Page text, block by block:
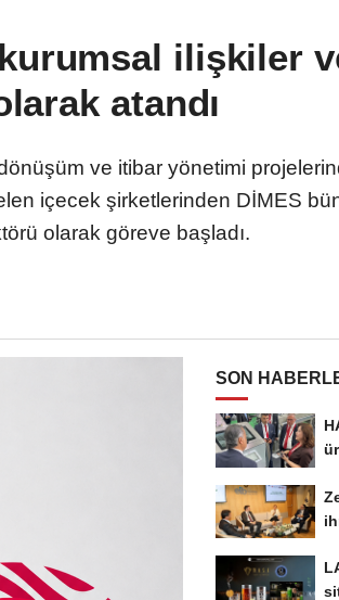
ilişkiler
atandı
ve itibar yönetimi
içecek şirketlerinden DİMES
olarak göreve başladı.
SON